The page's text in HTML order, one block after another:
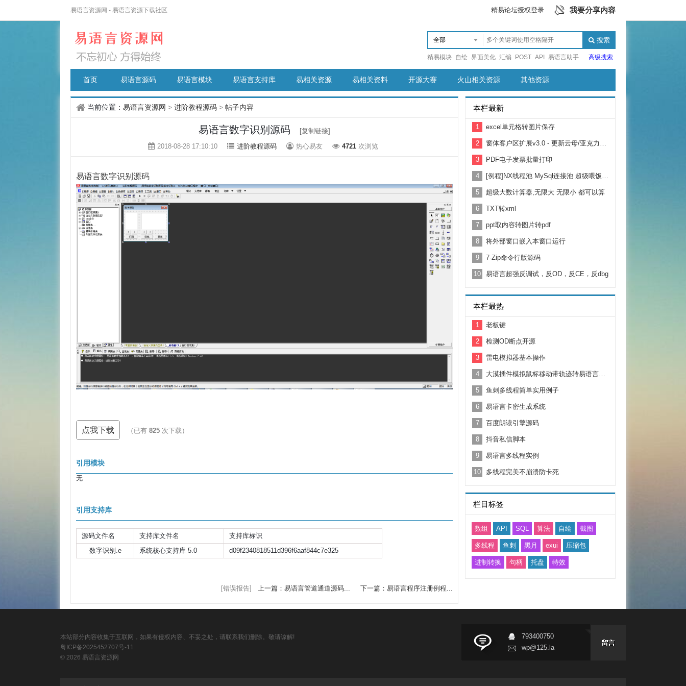
易语言资源网 - 易语言资源下载社区 精易论坛授权登录 我要分享内容
搜索
精易模块 自绘 界面美化 汇编 POST API 易语言助手 高级搜索
首页 易语言源码 易语言模块 易语言支持库 易相关资源 易相关资料 开源大赛 火山相关资源 其他资源
当前位置： 易语言资源网 > 进阶教程源码 > 帖子内容
易语言数字识别源码
[复制链接]
2018-08-28 17:10:10
进阶教程源码 热心易友 4721 次浏览
易语言数字识别源码
点我下载 （已有 825 次下载）
引用模块
无
引用支持库
源码文件名 支持库文件名
支持库标识
数字识别.e
系统核心支持库 5.0 d09f2340818511d396f6aaf844c7e325
[错误报告] 上一篇：易语言管道通道源码... 下一篇：易语言程序注册例程...
本栏最新
1 excel单元格转图片保存
2 窗体客户区扩展v3.0 - 更新云母/亚克力背景效果！
3 PDF电子发票批量打印
4 [例程]NX线程池 MySql连接池 超级喂饭式 例程 纯源码 超级好用
5 超级大数计算器,无限大 无限小 都可以算
6 TXT转xml
7 ppt取内容转图片转pdf
8 将外部窗口嵌入本窗口运行
9 7-Zip命令行版源码
10 易语言超强反调试，反OD，反CE，反dbg
本栏最热
1 老板键
2 检测OD断点开源
3 雷电模拟器基本操作
4 大漠插件模拟鼠标移动带轨迹转易语言源码
5 鱼刺多线程简单实用例子
6 易语言卡密生成系统
7 百度朗读引擎源码
8 抖音私信脚本
9 易语言多线程实例
10 多线程完美不崩溃防卡死
栏目标签
数组 API SQL 算法 自绘 截图
多线程 鱼刺 黑月 exui 压缩包
进制转换 句柄 托盘 特效
本站部分内容收集于互联网，如果有侵权内容、不妥之处，请联系我们删除。敬请谅解!
粤ICP备2025452707号-11
© 2026 易语言资源网
793400750
wp@125.la